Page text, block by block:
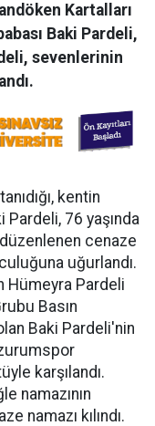
Kartalları
Baki Pardeli,
sevenlerinin
kentin
76 yaşında
cenaze
uğurlandı.
Hümeyra Pardeli
Basın
Baki Pardeli'nin
karşılandı.
namazının
namazı kılındı.